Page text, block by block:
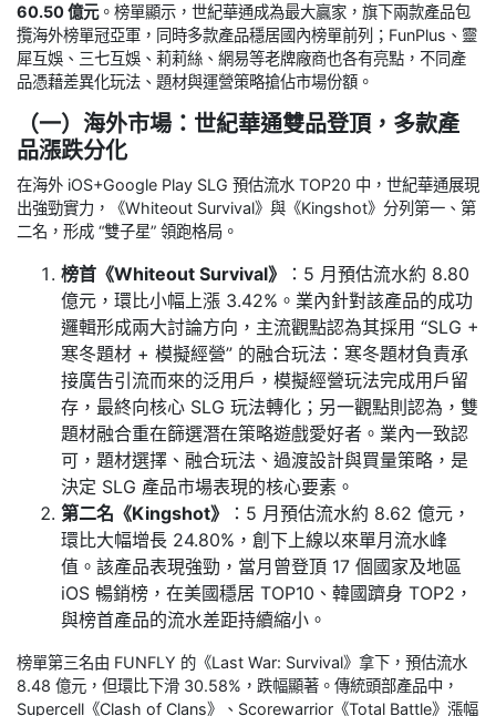
60.50 億元。榜單顯示，世紀華通成為最大贏家，旗下兩款產品包
攬海外榜單冠亞軍，同時多款產品穩居國內榜單前列；FunPlus、靈
犀互娛、三七互娛、莉莉絲、網易等老牌廠商也各有亮點，不同產
品憑藉差異化玩法、題材與運營策略搶佔市場份額。
（一）海外市場：世紀華通雙品登頂，多款產
品漲跌分化
在海外 iOS+Google Play SLG 預估流水 TOP20 中，世紀華通展現
出強勁實力，《Whiteout Survival》與《Kingshot》分列第一、第
二名，形成 “雙子星” 領跑格局。
榜首《Whiteout Survival》
：5 月預估流水約 8.80
億元，環比小幅上漲 3.42%。業內針對該產品的成功
邏輯形成兩大討論方向，主流觀點認為其採用 “SLG +
寒冬題材 + 模擬經營” 的融合玩法：寒冬題材負責承
接廣告引流而來的泛用戶，模擬經營玩法完成用戶留
存，最終向核心 SLG 玩法轉化；另一觀點則認為，雙
題材融合重在篩選潛在策略遊戲愛好者。業內一致認
可，題材選擇、融合玩法、過渡設計與買量策略，是
決定 SLG 產品市場表現的核心要素。
第二名《Kingshot》
：5 月預估流水約 8.62 億元，
環比大幅增長 24.80%，創下上線以來單月流水峰
值。該產品表現強勁，當月曾登頂 17 個國家及地區
iOS 暢銷榜，在美國穩居 TOP10、韓國躋身 TOP2，
與榜首產品的流水差距持續縮小。
榜單第三名由 FUNFLY 的《Last War: Survival》拿下，預估流水
8.48 億元，但環比下滑 30.58%，跌幅顯著。傳統頭部產品中，
Supercell《Clash of Clans》、Scorewarrior《Total Battle》漲幅